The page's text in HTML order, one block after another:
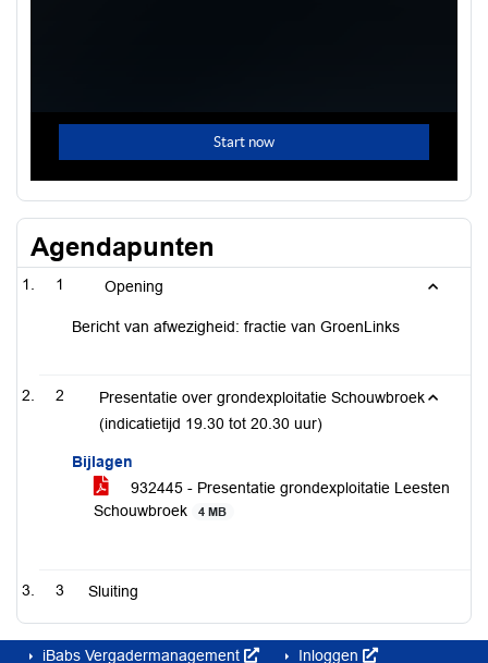
Agendapunten
1 Opening
Bericht van afwezigheid: fractie van GroenLinks
2
Presentatie over grondexploitatie Schouwbroek
(indicatietijd 19.30 tot 20.30 uur)
Bijlagen
932445 - Presentatie grondexploitatie Leesten
Schouwbroek
4 MB
3 Sluiting
iBabs Vergadermanagement Inloggen